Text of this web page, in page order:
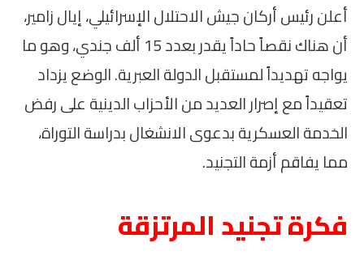
أعلن رئيس أركان جيش الاحتلال الإسرائيلي، إيال زامير،
أن هناك نقصاً حاداً يقدر بعدد 15 ألف جندي، وهو ما
يواجه تهديداً لمستقبل الدولة العبرية. الوضع يزداد
تعقيداً مع إصرار العديد من الأحزاب الدينية على رفض
الخدمة العسكرية بدعوى الانشغال بدراسة التوراة،
مما يفاقم أزمة التجنيد.
فكرة تجنيد المرتزقة